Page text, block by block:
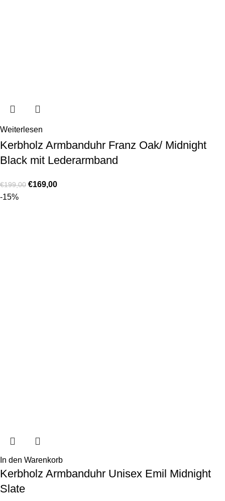
Weiterlesen
Kerbholz Armbanduhr Franz Oak/ Midnight
Black mit Lederarmband
€199,00 €169,00
-15%
In den Warenkorb
Kerbholz Armbanduhr Unisex Emil Midnight
Slate